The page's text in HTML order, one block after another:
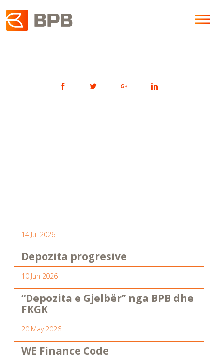
14 Jul 2026
Depozita progresive
10 Jun 2026
“Depozita e Gjelbër” nga BPB dhe
FKGK
20 May 2026
WE Finance Code